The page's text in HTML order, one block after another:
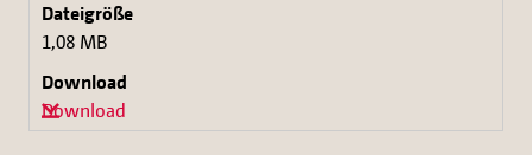
1,08 MB
Download